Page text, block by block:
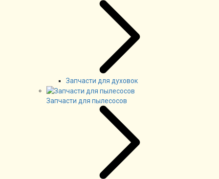
Запчасти для духовок
Запчасти для пылесосов